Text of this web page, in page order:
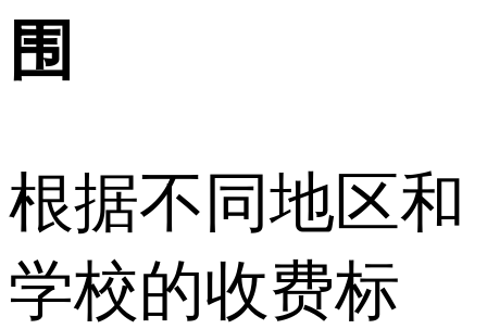
围
根据不同地区和
学校的收费标